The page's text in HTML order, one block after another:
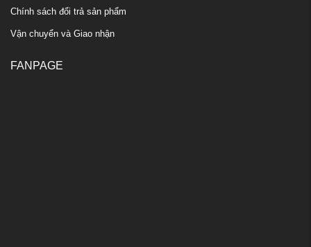
Chính sách đổi trả sản phẩm
Vận chuyển và Giao nhận
FANPAGE